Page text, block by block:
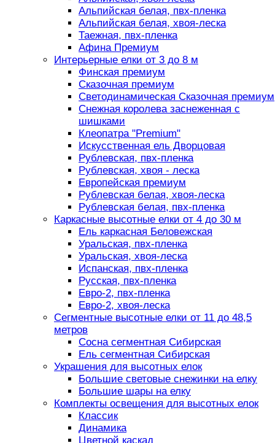
Альпийская белая, пвх-пленка
Альпийская белая, хвоя-леска
Таежная, пвх-пленка
Афина Премиум
Интерьерные елки от 3 до 8 м
Финская премиум
Сказочная премиум
Светодинамическая Сказочная премиум
Снежная королева заснеженная с
шишками
Клеопатра "Premium"
Искусственная ель Дворцовая
Рублевская, пвх-пленка
Рублевская, хвоя - леска
Европейская премиум
Рублевская белая, хвоя-леска
Рублевская белая, пвх-пленка
Каркасные высотные елки от 4 до 30 м
Ель каркасная Беловежская
Уральская, пвх-пленка
Уральская, хвоя-леска
Испанская, пвх-пленка
Русская, пвх-пленка
Евро-2, пвх-пленка
Евро-2, хвоя-леска
Сегментные высотные елки от 11 до 48,5
метров
Сосна сегментная Сибирская
Ель сегментная Сибирская
Украшения для высотных елок
Большие световые снежинки на елку
Большие шары на елку
Комплекты освещения для высотных елок
Классик
Динамика
Цветной каскад